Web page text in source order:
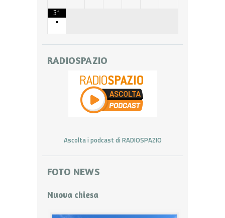
31
•
RADIOSPAZIO
Ascolta i podcast di RADIOSPAZIO
FOTO NEWS
Nuova chiesa